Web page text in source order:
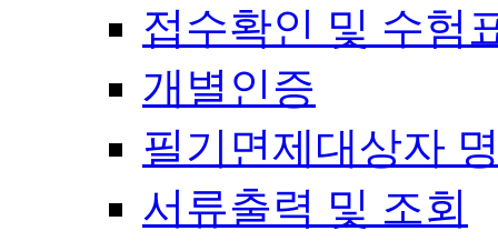
접수확인 및 수험
개별인증
필기면제대상자
서류출력 및 조회